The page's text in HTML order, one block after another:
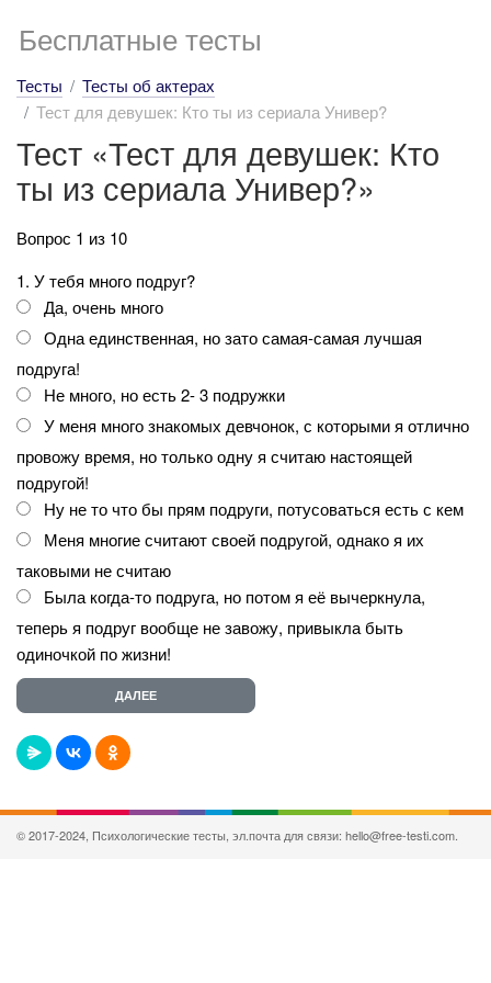
Бесплатные тесты
Тесты
Тесты об актерах
Тест для девушек: Кто ты из сериала Универ?
Тест «Тест для девушек: Кто
ты из сериала Универ?»
Вопрос 1 из 10
1. У тебя много подруг?
Да, очень много
Одна единственная, но зато самая-самая лучшая
подруга!
Не много, но есть 2- 3 подружки
У меня много знакомых девчонок, с которыми я отлично
провожу время, но только одну я считаю настоящей
подругой!
Ну не то что бы прям подруги, потусоваться есть с кем
Меня многие считают своей подругой, однако я их
таковыми не считаю
Была когда-то подруга, но потом я её вычеркнула,
теперь я подруг вообще не завожу, привыкла быть
одиночкой по жизни!
© 2017-2024, Психологические тесты, эл.почта для связи: hello@free-testi.com.